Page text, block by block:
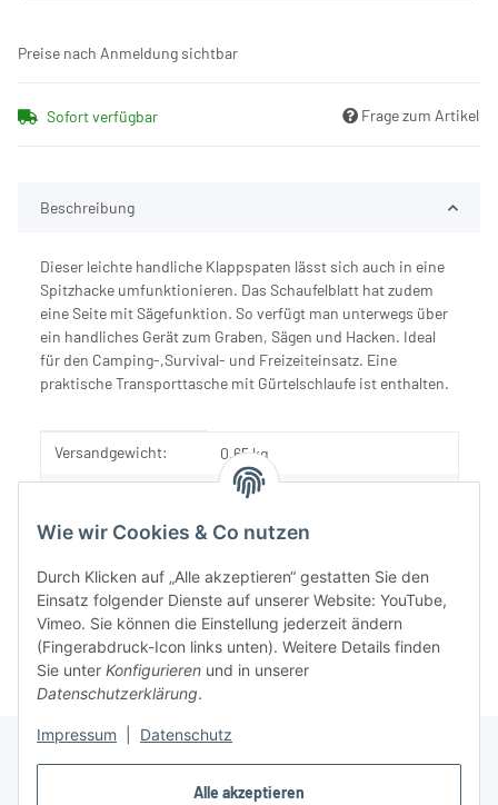
Alle akzeptieren
Wie wir Cookies & Co nutzen
Durch Klicken auf „Alle akzeptieren“ gestatten Sie den
Einsatz folgender Dienste auf unserer Website: YouTube,
Vimeo. Sie können die Einstellung jederzeit ändern
(Fingerabdruck-Icon links unten). Weitere Details finden
Sie unter Konfigurieren und in unserer
Datenschutzerklärung.
Impressum Datenschutz
Preise nach Anmeldung sichtbar
Sofort verfügbar Frage zum Artikel
Beschreibung
Dieser leichte handliche Klappspaten lässt sich auch in eine
Spitzhacke umfunktionieren. Das Schaufelblatt hat zudem
eine Seite mit Sägefunktion. So verfügt man unterwegs über
ein handliches Gerät zum Graben, Sägen und Hacken. Ideal
für den Camping-,Survival- und Freizeiteinsatz. Eine
praktische Transporttasche mit Gürtelschlaufe ist enthalten.
Produkteigenschaft
Wert
Versandgewicht: 0,65 kg
0,55kg